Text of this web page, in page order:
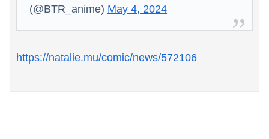
(@BTR_anime) May 4, 2024
https://natalie.mu/comic/news/572106